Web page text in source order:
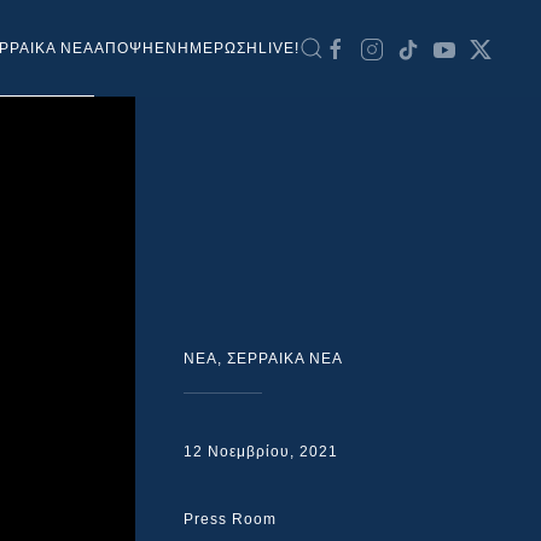
ΝΕΑΑΠΟΨΗ ΕΝΗΜΕΡΩΣΗ LIVE!
NEA, ΣΕΡΡΑΙΚΑ ΝΕΑ
12 Νοεμβρίου, 2021
Press Room